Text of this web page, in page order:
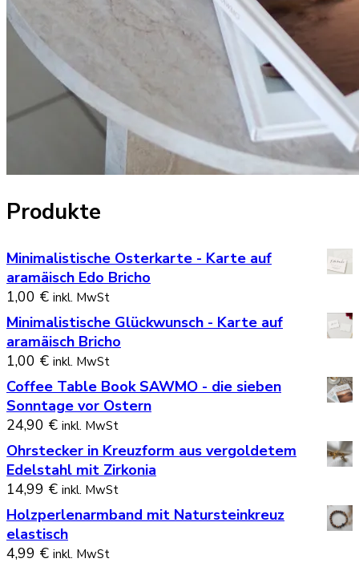
Produkte
Minimalistische Osterkarte - Karte auf
aramäisch Edo Bricho
1,00 € inkl. MwSt
Minimalistische Glückwunsch - Karte auf
aramäisch Bricho
1,00 € inkl. MwSt
Coffee Table Book SAWMO - die sieben
Sonntage vor Ostern
24,90 € inkl. MwSt
Ohrstecker in Kreuzform aus vergoldetem
Edelstahl mit Zirkonia
14,99 € inkl. MwSt
Holzperlenarmband mit Natursteinkreuz
elastisch
4,99 € inkl. MwSt